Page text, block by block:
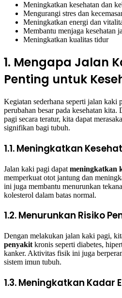
Meningkatkan kesehatan dan
Mengurangi stres dan
Meningkatkan energi dan
Membantu menjaga kesehatan
Meningkatkan kualitas tidur
1. Mengapa Jalan
Penting untuk
Kegiatan sederhana seperti jalan kaki
perubahan besar pada kesehatan
pagi secara teratur, kita dapat
signifikan bagi tubuh.
1.1. Meningkatkan
Jalan kaki pagi dapat meningkatkan
memperkuat otot jantung dan
ini juga membantu menurunkan
kolesterol dalam batas normal.
1.2. Menurunkan Risiko
Dengan melakukan jalan kaki pagi,
penyakit kronis seperti diabetes,
kanker. Aktivitas fisik ini juga
sistem imun tubuh.
1.3. Meningkatkan Kadar